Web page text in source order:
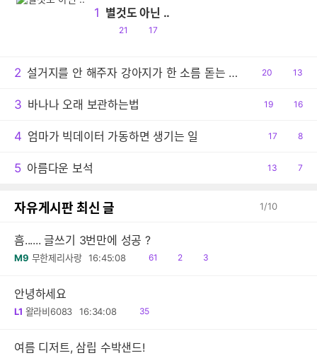
1 별것도 아닌 ..
공
21
댓
17
2 설거지를 안 해주자 강아지가 한 소름 돋는 행동
공
20
댓
13
3 바나나 오래 보관하는법
공
19
댓
16
4 엄마가 빅데이터 가동하면 생기는 일
공
17
댓
8
5 아름다운 보석
공
13
댓
7
자유게시판 최신 글 1/10
흠...... 글쓰기 3번만에 성공 ?
M9 무한제리사랑 16:45:08
읽
61
공
2
댓
3
안녕하세요
L1 왈라비6083 16:34:08
읽
35
여름 디저트, 삼립 수박샌드!